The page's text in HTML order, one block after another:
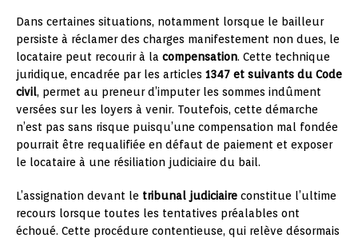
Dans certaines situations, notamment lorsque le bailleur
persiste à réclamer des charges manifestement non dues, le
locataire peut recourir à la compensation. Cette technique
juridique, encadrée par les articles 1347 et suivants du Code
civil, permet au preneur d’imputer les sommes indûment
versées sur les loyers à venir. Toutefois, cette démarche
n’est pas sans risque puisqu’une compensation mal fondée
pourrait être requalifiée en défaut de paiement et exposer
le locataire à une résiliation judiciaire du bail.
L’assignation devant le tribunal judiciaire constitue l’ultime
recours lorsque toutes les tentatives préalables ont
échoué. Cette procédure contentieuse, qui relève désormais